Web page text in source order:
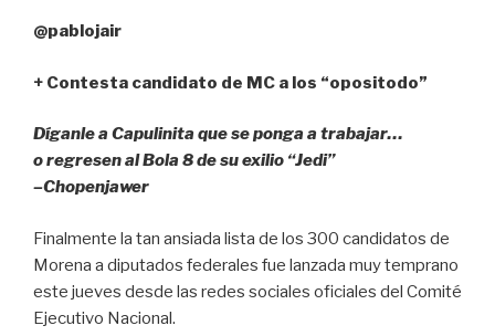
c
e
b
o
o
k
tt
er
s
p
p
tir
@pablojair
+ Contesta candidato de MC a los “opositodo”
Díganle a Capulinita que se ponga a trabajar…
o regresen al Bola 8 de su exilio “Jedi”
–Chopenjawer
Finalmente la tan ansiada lista de los 300 candidatos de
Morena a diputados federales fue lanzada muy temprano
este jueves desde las redes sociales oficiales del Comité
Ejecutivo Nacional.